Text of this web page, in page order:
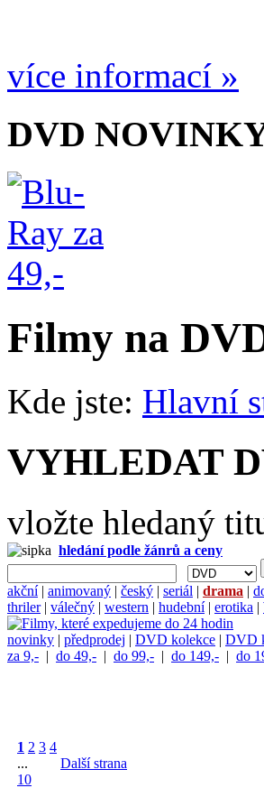
více informací »
DVD
Filmy na
Kde jste: Hlavní
VYHLEDAT
vložte hledaný
hledání podle žánrů a ceny
akční| animovaný | český | seriál | drama |
thriler| válečný | western | hudební| erotika |
novinky | předprodej | DVD kolekce | DVD
za 9,- | do 49,- | do 99,- | do 149,- | do
1 2 3 4
...
10
Další strana